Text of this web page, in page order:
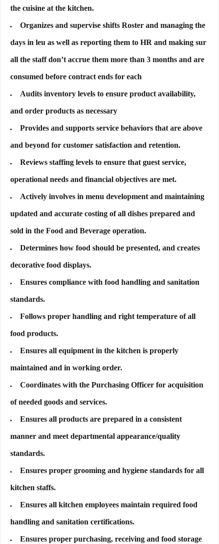
the cuisine at the kitchen.
Organizes and supervise shifts Roster and managing the
days in leu as well as reporting them to HR and making sur
all the staff don’t accrue them more than 3 months and are
consumed before contract ends for each
Audits inventory levels to ensure product availability,
and order products as necessary
Provides and supports service behaviors that are above
and beyond for customer satisfaction and retention.
Reviews staffing levels to ensure that guest service,
operational needs and financial objectives are met.
Actively involves in menu development and maintaining
updated and accurate costing of all dishes prepared and
sold in the Food and Beverage operation.
Determines how food should be presented, and creates
decorative food displays.
Ensures compliance with food handling and sanitation
standards.
Follows proper handling and right temperature of all
food products.
Ensures all equipment in the kitchen is properly
maintained and in working order.
Coordinates with the Purchasing Officer for acquisition
of needed goods and services.
Ensures all products are prepared in a consistent
manner and meet departmental appearance/quality
standards.
Ensures proper grooming and hygiene standards for all
kitchen staffs.
Ensures all kitchen employees maintain required food
handling and sanitation certifications.
Ensures proper purchasing, receiving and food storage